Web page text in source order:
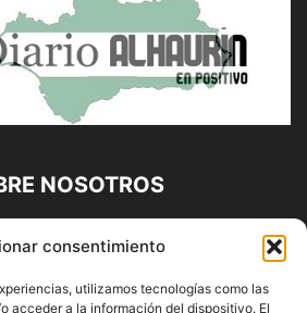
consentimiento
utilizamos tecnologías como las
acceder a la información del dispositivo. El
NOSOTROS
Propiedad de
López | 639 95 71 95 | Noticias de
Torre, Málaga y Provincia|